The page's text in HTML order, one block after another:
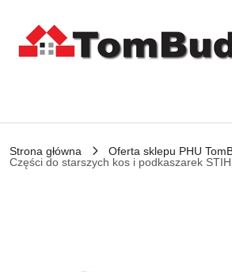
Strona główna Oferta sklepu PHU
Części do starszych kos i podkaszarek